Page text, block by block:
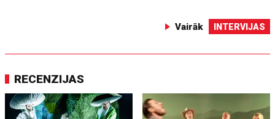
Vairāk INTERVIJAS
RECENZIJAS